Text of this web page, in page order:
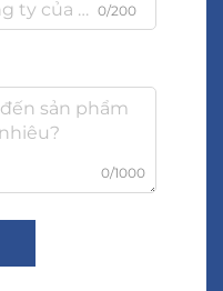
0/200
0/1000